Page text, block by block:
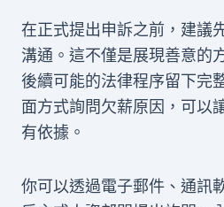
在正式提出申訴之前，建議
溝通。這不僅是展現善意的
後續可能的法律程序留下完
面方式詢問欠薪原因，可以
有依據。
你可以透過電子郵件、通訊